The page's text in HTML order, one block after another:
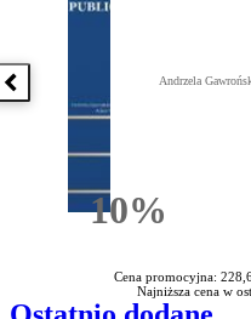
Poprzednia książka
10%Rabatu
Andrzela
Cena promocyjna:
Najniższa cena w